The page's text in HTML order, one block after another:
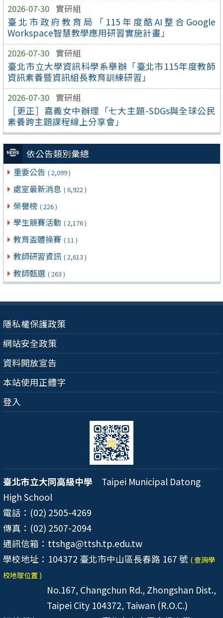
2026-07-30 實研組
臺北市政府教育局「115年度酷AI整合Google
Workspace智慧教學應用研習實施計畫」
2026-07-30 實研組
臺北市立大學資訊科學系舉辦「臺北市115年度教師
資訊素養暨資訊組長教育訓練研習」
2026-07-30 實研組
［更正］嘉義女中辦理「七大主題-SDGs與全球公民
素養跨主題課程線上分享會」
依公告類別彙總
重要公告 ( 2,099 )
處室最新消息 ( 6,922 )
榮譽榜 ( 226 )
學生競賽活動 ( 2,176 )
教育盃體操賽 ( 11 )
教師研習資訊 ( 2,613 )
教師甄選 ( 263 )
隱私權保護政策
網站安全政策
資料開放宣告
本站使用正體字
登入
臺北市立大同高級中學 Taipei Municipal Datong
High School
電話：(02) 2505-4269
傳真：(02) 2507-2094
通訊信箱：ttshga@ttsh.tp.edu.tw
學校地址：104372 臺北市中山區長春路 167 號 ( 查詢學
校地理位置 )
No.167, Changchun Rd., Zhongshan Dist.,
Taipei City 104372, Taiwan (R.O.C.)